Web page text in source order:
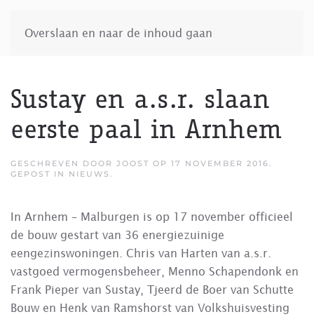
Overslaan en naar de inhoud gaan
Sustay en a.s.r. slaan
eerste paal in Arnhem
GESCHREVEN DOOR JOOST OP 17 NOVEMBER 2016.
GEPOST IN NIEUWS .
In Arnhem – Malburgen is op 17 november officieel
de bouw gestart van 36 energiezuinige
eengezinswoningen. Chris van Harten van a.s.r.
vastgoed vermogensbeheer, Menno Schapendonk en
Frank Pieper van Sustay, Tjeerd de Boer van Schutte
Bouw en Henk van Ramshorst van Volkshuisvesting